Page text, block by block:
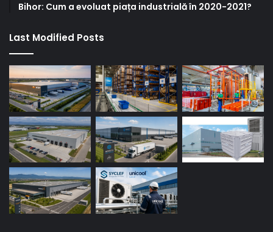
Bihor: Cum a evoluat piața industrială în 2020-2021?
Last Modified Posts